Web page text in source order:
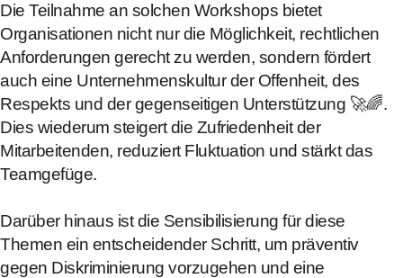
Die Teilnahme an solchen Workshops bietet
Organisationen nicht nur die Möglichkeit, rechtlichen
Anforderungen gerecht zu werden, sondern fördert
auch eine Unternehmenskultur der Offenheit, des
Respekts und der gegenseitigen Unterstützung 🚀🌈.
Dies wiederum steigert die Zufriedenheit der
Mitarbeitenden, reduziert Fluktuation und stärkt das
Teamgefüge.
Darüber hinaus ist die Sensibilisierung für diese
Themen ein entscheidender Schritt, um präventiv
gegen Diskriminierung vorzugehen und eine